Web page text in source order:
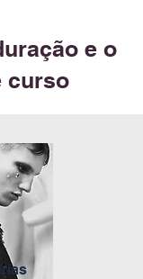
e o
curso